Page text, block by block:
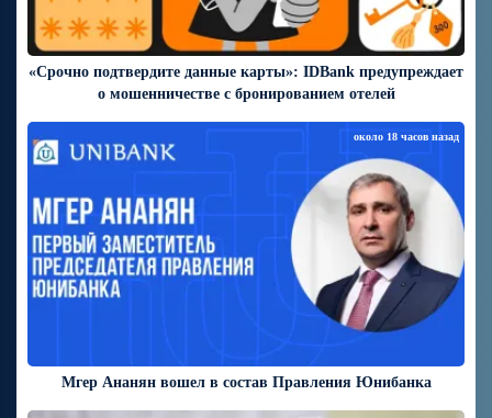
«Срочно подтвердите данные карты»: IDBank предупреждает
о мошенничестве с бронированием отелей
Мгер Ананян вошел в состав Правления Юнибанка
около 18 часов назад